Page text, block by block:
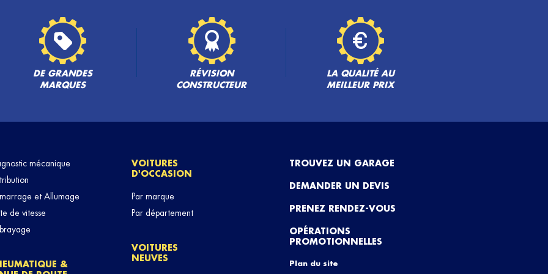
DE GRANDES
MARQUES
RÉVISION
CONSTRUCTEUR
LA QUALITÉ AU
MEILLEUR PRIX
mécanique
et Allumage
de vitesse
&
VOITURES
D'OCCASION
Par marque
Par département
VOITURES
NEUVES
TROUVEZ UN GARAGE
DEMANDER UN DEVIS
PRENEZ RENDEZ-VOUS
OPÉRATIONS
PROMOTIONNELLES
Plan du site